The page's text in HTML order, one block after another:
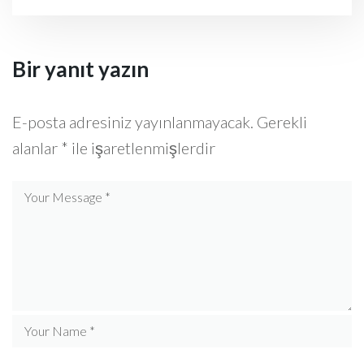
Bir yanıt yazın
E-posta adresiniz yayınlanmayacak. Gerekli
alanlar * ile işaretlenmişlerdir